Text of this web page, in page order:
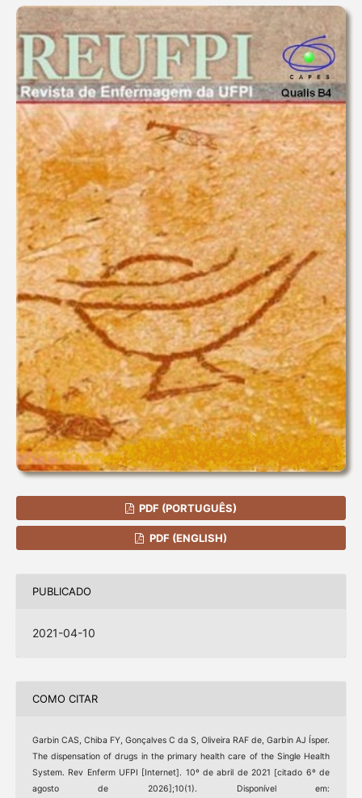
PDF (PORTUGUÊS)
PDF (ENGLISH)
PUBLICADO
2021-04-10
COMO CITAR
Garbin CAS, Chiba FY, Gonçalves C da S, Oliveira RAF de, Garbin AJ Ísper.
The dispensation of drugs in the primary health care of the Single Health
System. Rev Enferm UFPI [Internet]. 10º de abril de 2021 [citado 6º de
agosto de 2026];10(1). Disponível em: